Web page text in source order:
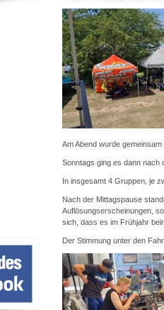
Am Abend wurde
Sonntags ging es dann nach
In insgesamt 4 Gruppen, je
Nach der Mittagspause
Auflösungserscheinungen,
sich, dass es im Frühjahr
Der Stimmung unter den